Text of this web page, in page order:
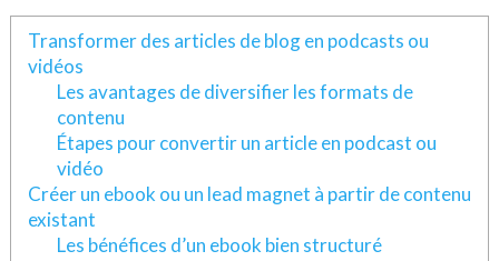
Transformer des articles de blog en podcasts ou
vidéos
Les avantages de diversifier les formats de
contenu
Étapes pour convertir un article en podcast ou
vidéo
Créer un ebook ou un lead magnet à partir de contenu
existant
Les bénéfices d’un ebook bien structuré